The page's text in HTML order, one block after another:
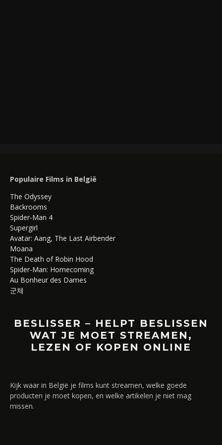
Populaire Films in België
The Odyssey
Backrooms
Spider-Man 4
Supergirl
Avatar: Aang, The Last Airbender
Moana
The Death of Robin Hood
Spider-Man: Homecoming
Au Bonheur des Dames
군체
BESLISSER – HELPT BESLISSEN
WAT JE MOET STREAMEN,
LEZEN OF KOPEN ONLINE
Kijk waar in België je films kunt streamen, welke goede
producten je moet kopen, en welke artikelen je niet mag
missen.